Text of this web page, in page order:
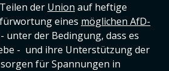
der Union auf heftige
eines möglichen AfD-
- unter der Bedingung, dass es
- und ihre Unterstützung der
für Spannungen in